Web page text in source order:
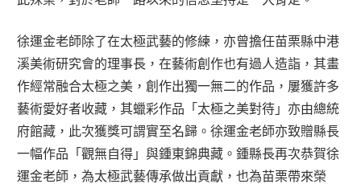
徐運金老師除了在太極武藝的修練，亦曾擔任苗栗縣中港
溪美術研究會的理事長，在藝術創作也有過人造詣，其畫
作經常融合太極之美，創作出獨一無二的作品，屢獲許多
藝術愛好者收藏，其蠟彩作品「太極之美對待」亦由總統
府館藏，此次獲獎可謂實至名歸。徐運金老師亦致贈縣長
一幅作品「觀無自得」與鍾東錦典藏。鍾縣長再次恭賀徐
運金老師，為太極武藝傳承做出貢獻，也為苗栗帶來榮